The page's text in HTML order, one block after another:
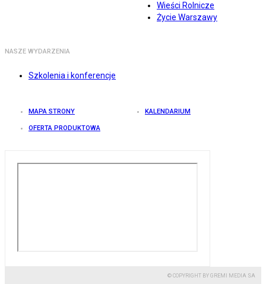
Wieści Rolnicze
Życie Warszawy
NASZE WYDARZENIA
Szkolenia i konferencje
MAPA STRONY KALENDARIUM
OFERTA PRODUKTOWA
© COPYRIGHT BY GREMI MEDIA SA